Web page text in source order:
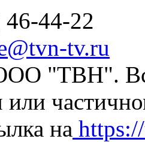
46-44-22
tv.ru
"ТВН".
на